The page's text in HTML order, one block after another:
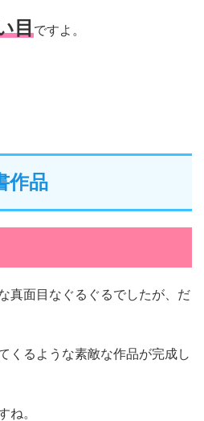
目ですよ。
作品
真面目なぐるぐるでしたが、だ
くるような素敵な作品が完成し
ね。